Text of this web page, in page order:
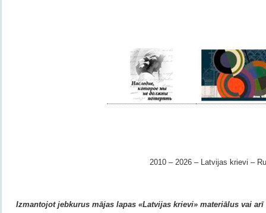
2010 – 2026 – Latvijas krievi –
Izmantojot jebkurus mājas lapas «Latvijas krievi» materiālus vai